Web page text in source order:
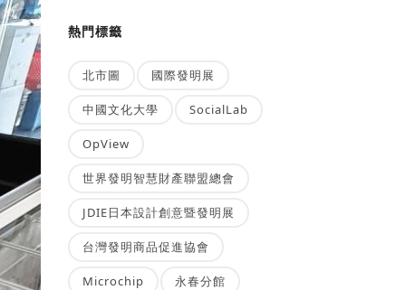
熱門標籤
北市圖 國際發明展
中國文化大學 SocialLab
OpView
世界發明智慧財產聯盟總會
JDIE日本設計創意暨發明展
台灣發明商品促進協會
Microchip 永春分館